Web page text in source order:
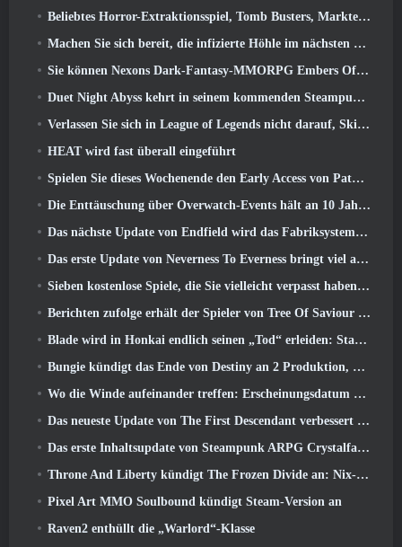
Beliebtes Horror-Extraktionsspiel, Tomb Busters, Markteinführung im Westen
Machen Sie sich bereit, die infizierte Höhle im nächsten Update von Eterspire zu erkunden
Sie können Nexons Dark-Fantasy-MMORPG Embers Of The Uncrowned während des Steam Next Fest ausprobieren
Duet Night Abyss kehrt in seinem kommenden Steampunk-Update in den Frost von Icelake zurück
Verlassen Sie sich in League of Legends nicht darauf, Skins von Drittanbietern zu erhalten
HEAT wird fast überall eingeführt
Spielen Sie dieses Wochenende den Early Access von Path of Exile 2 kostenlos
Die Enttäuschung über Overwatch-Events hält an 10 Jahresjubiläum
Das nächste Update von Endfield wird das Fabriksystem verbessern
Das erste Update von Neverness To Everness bringt viel auf den Tisch
Sieben kostenlose Spiele, die Sie vielleicht verpasst haben und die Teil des Steam Ocean Fest sind
Berichten zufolge erhält der Spieler von Tree Of Saviour einen Sonderpreis für die Ausgabe von 100.000 US-Dollar im Spiel
Blade wird in Honkai endlich seinen „Tod“ erleiden: Star Rail-Version 4.3
Bungie kündigt das Ende von Destiny an 2 Produktion, während sie sich auf die Arbeit an neuen Projekten vorbereiten
Wo die Winde aufeinander treffen: Erscheinungsdatum der Erweiterung „Imperial Palace“ bekannt gegeben
Das neueste Update von The First Descendant verbessert den Farming-Loop und aktualisiert den Onslaught-Modus
Das erste Inhaltsupdate von Steampunk ARPG Crystalfall soll auf „wichtige Spielerbedenken“ eingehen
Throne And Liberty kündigt The Frozen Divide an: Nix-Update
Pixel Art MMO Soulbound kündigt Steam-Version an
Raven2 enthüllt die „Warlord“-Klasse